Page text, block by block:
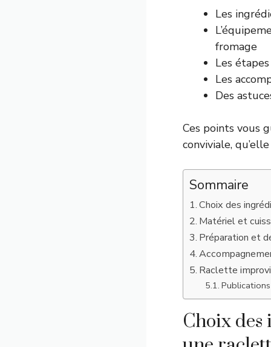
Les
fromage
Les
Les
Des
Ces points vous
conviviale,
Sommaire
Choix des
Matériel et
Préparation et
Raclette
Choix